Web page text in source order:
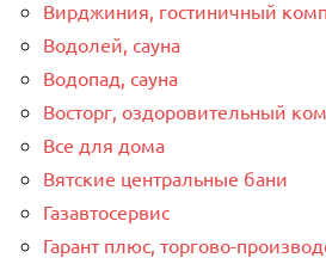
Вирджиния, гостиничный
Водолей, сауна
Водопад, сауна
Восторг, оздоровительный
Все для дома
Вятские центральные бани
Газавтосервис
Гарант плюс, торгово-